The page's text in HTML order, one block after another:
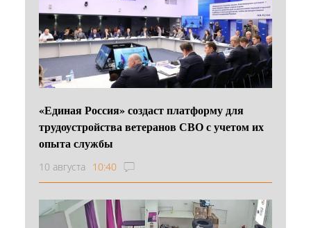
«Единая Россия» создаст платформу для
трудоустройства ветеранов СВО с учетом их
опыта службы
10 августа 10:40